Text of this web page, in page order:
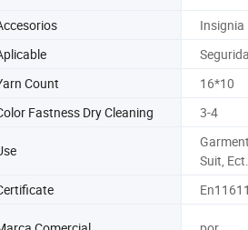
Insignia
Count
16*10
Fastness Dry Cleaning 3-4
Suit, Ect.